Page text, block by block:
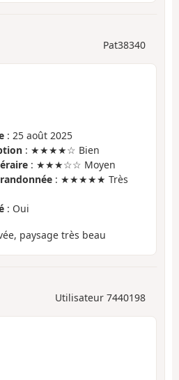
Pat38340
: 25 août 2025
: ★★★★☆ Bien
: ★★★☆☆ Moyen
: ★★★★★ Très
: Oui
paysage très beau
Utilisateur 7440198